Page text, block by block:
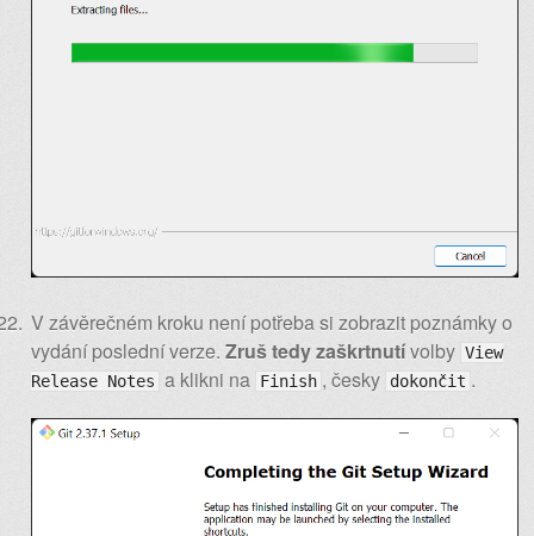
V závěrečném kroku není potřeba si zobrazit poznámky o
vydání poslední verze.Zruš tedy zaškrtnutívolby View
Release Notes a klikni na Finish , česky dokončit .